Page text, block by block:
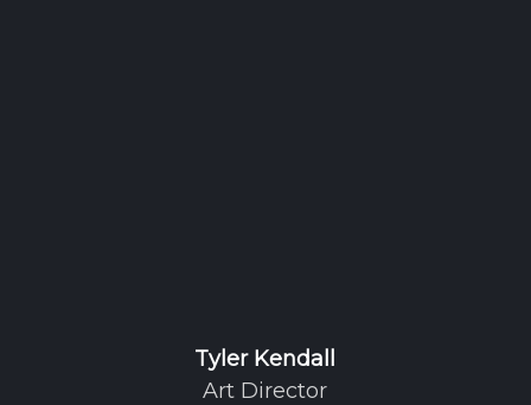
Tyler Kendall
Art Director